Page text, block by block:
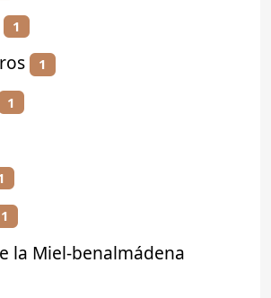
1
1
1
1
la Miel-benalmádena